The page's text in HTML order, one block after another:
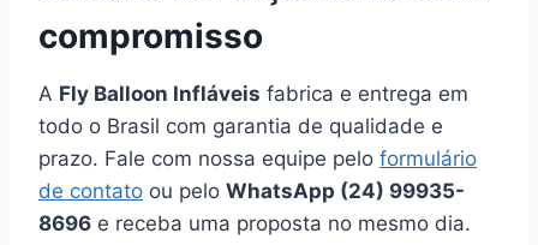
compromisso
A Fly Balloon Infláveis fabrica e entrega em
todo o Brasil com garantia de qualidade e
prazo. Fale com nossa equipe pelo formulário
de contato ou pelo WhatsApp (24) 99935-
8696 e receba uma proposta no mesmo dia.